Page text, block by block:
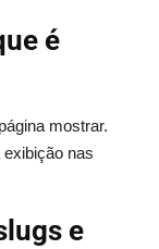
é
mostrar.
nas
e